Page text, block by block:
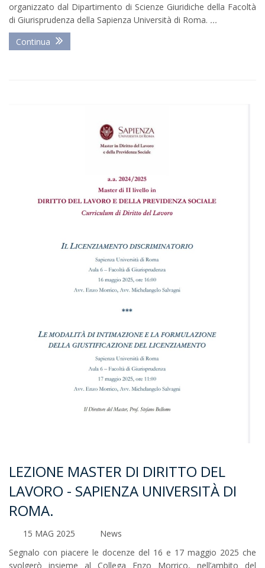
organizzato dal Dipartimento di Scienze Giuridiche della Facoltà
di Giurisprudenza della Sapienza Università di Roma. ...
Continua
LEZIONE MASTER DI DIRITTO DEL
LAVORO - SAPIENZA UNIVERSITÀ DI
ROMA.
15 MAG 2025
News
Segnalo con piacere le docenze del 16 e 17 maggio 2025 che
svolgerò insieme al Collega Enzo Morrico, nell’ambito del